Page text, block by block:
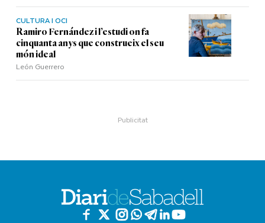
CULTURA I OCI
Ramiro Fernández i l’estudi on fa
cinquanta anys que construeix el seu
món ideal
León Guerrero